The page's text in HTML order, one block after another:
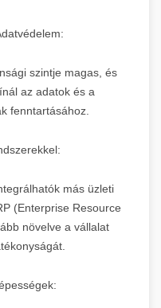
szintje magas, és
az adatok és a
fenntartásához.
más üzleti
(Enterprise Resource
növelve a vállalat